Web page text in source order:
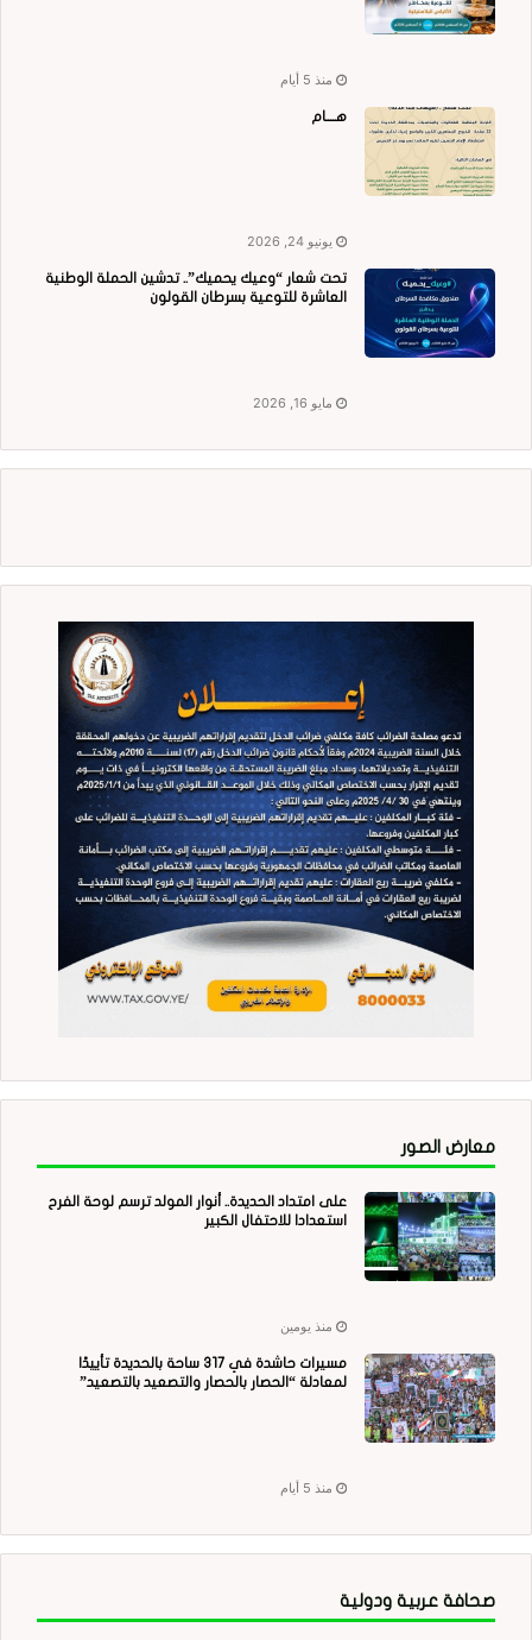
منذ 5 أيام
هــــام
يونيو 24, 2026
تحت شعار “وعيك يحميك”.. تدشين الحملة الوطنية
العاشرة للتوعية بسرطان القولون
مايو 16, 2026
معارض الصور
على امتداد الحديدة.. أنوار المولد ترسم لوحة الفرح
استعدادا للاحتفال الكبير
منذ يومين
مسيرات حاشدة في 317 ساحة بالحديدة تأييدًا
لمعادلة “الحصار بالحصار والتصعيد بالتصعيد”
منذ 5 أيام
صحافة عربية ودولية